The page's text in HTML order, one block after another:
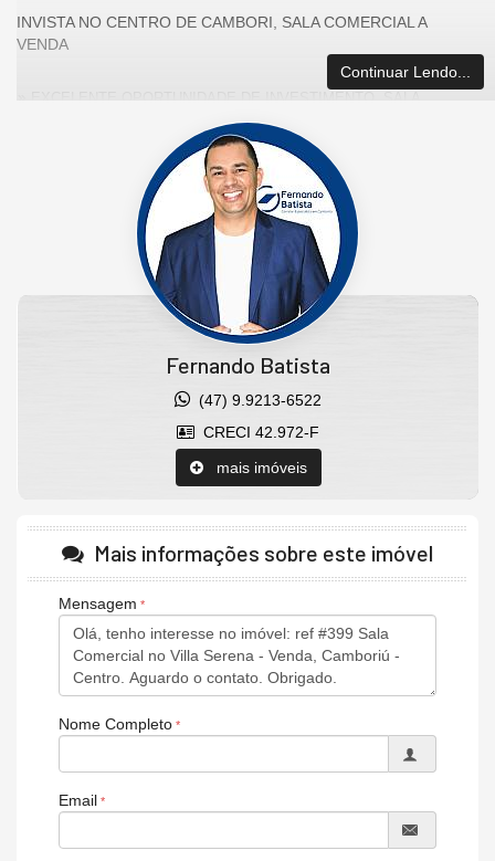
INVISTA NO CENTRO DE CAMBORI, SALA COMERCIAL A
VENDA
EXCELENTE OPORTUNIDADE DE INVESTIMENTO, SALA
Continuar Lendo...
Fernando Batista
(47) 9.9213-6522
CRECI 42.972-F
mais imóveis
Mais informações sobre este imóvel
Mensagem
Nome Completo
Email